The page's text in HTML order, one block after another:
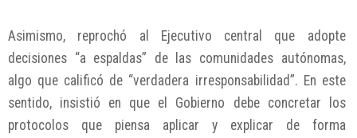
Asimismo, reprochó al Ejecutivo central que adopte
decisiones “a espaldas” de las comunidades autónomas,
algo que calificó de “verdadera irresponsabilidad”. En este
sentido, insistió en que el Gobierno debe concretar los
protocolos que piensa aplicar y explicar de forma